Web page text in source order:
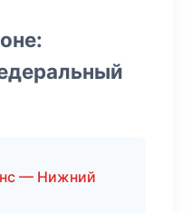
— Нижний